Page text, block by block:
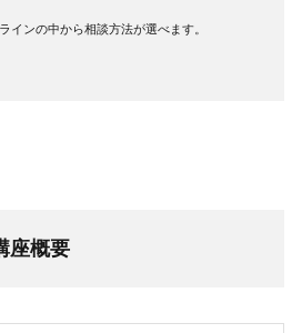
インの中から相談方法が選べます。
座概要